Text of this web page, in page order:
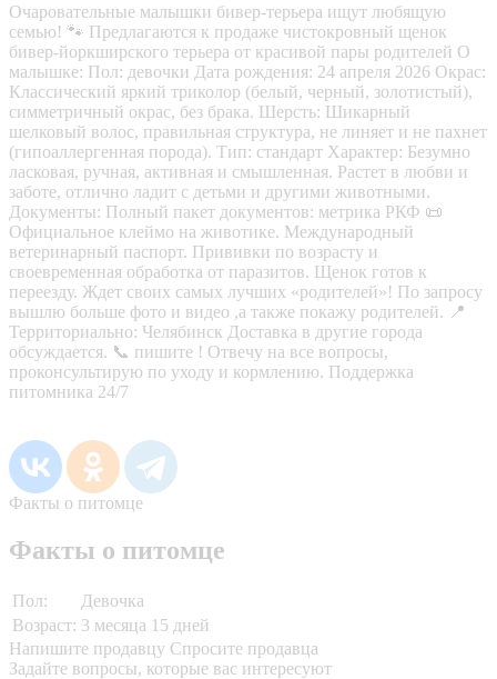
Очаровательные малышки бивер-терьера ищут любящую
семью! 🐾 Предлагаются к продаже чистокровный щенок
бивер-йоркширского терьера от красивой пары родителей О
малышке: Пол: девочки Дата рождения: 24 апреля 2026 Окрас:
Классический яркий триколор (белый, черный, золотистый),
симметричный окрас, без брака. Шерсть: Шикарный
шелковый волос, правильная структура, не линяет и не пахнет
(гипоаллергенная порода). Тип: стандарт Характер: Безумно
ласковая, ручная, активная и смышленная. Растет в любви и
заботе, отлично ладит с детьми и другими животными.
Документы: Полный пакет документов: метрика РКФ 📜
Официальное клеймо на животике. Международный
ветеринарный паспорт. Прививки по возрасту и
своевременная обработка от паразитов. Щенок готов к
переезду. Ждет своих самых лучших «родителей»! По запросу
вышлю больше фото и видео ,а также покажу родителей. 📍
Территориально: Челябинск Доставка в другие города
обсуждается. 📞 пишите ! Отвечу на все вопросы,
проконсультирую по уходу и кормлению. Поддержка
питомника 24/7
Факты о питомце
Факты о питомце
Пол:
Девочка
Возраст: 3 месяца 15 дней
Напишите продавцу Спросите продавца
Задайте вопросы, которые вас интересуют